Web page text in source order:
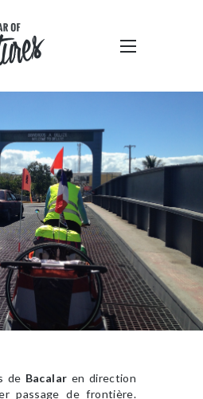
de Bacalar en direction
passage de frontière.